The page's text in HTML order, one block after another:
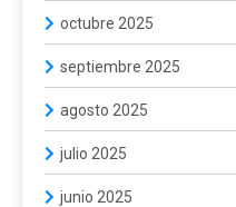
octubre 2025
septiembre 2025
agosto 2025
julio 2025
junio 2025